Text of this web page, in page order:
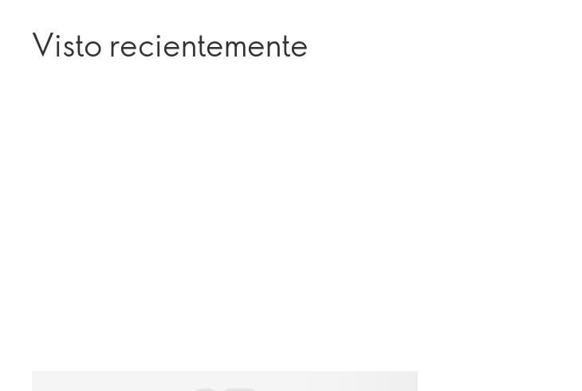
Visto recientemente